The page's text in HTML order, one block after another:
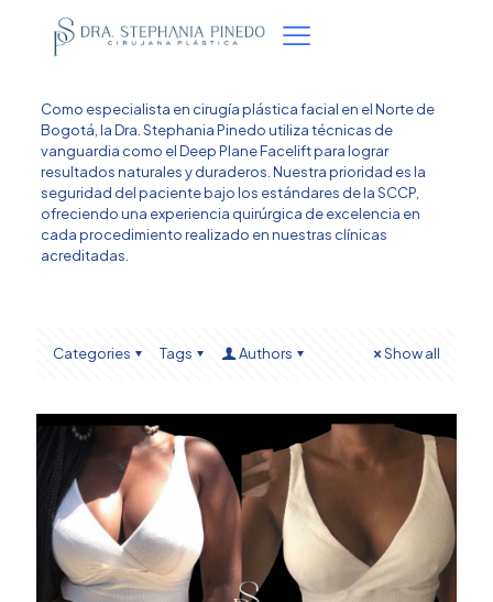
Como especialista en cirugía plástica facial en el Norte de
Bogotá, la Dra. Stephania Pinedo utiliza técnicas de
vanguardia como el Deep Plane Facelift para lograr
resultados naturales y duraderos. Nuestra prioridad es la
seguridad del paciente bajo los estándares de la SCCP,
ofreciendo una experiencia quirúrgica de excelencia en
cada procedimiento realizado en nuestras clínicas
acreditadas.
Categories Tags Authors Show all